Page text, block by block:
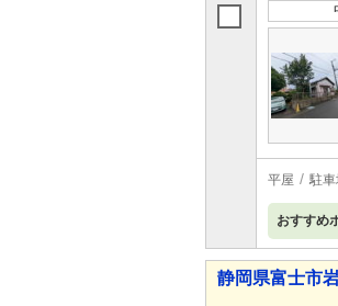
平屋 駐車
おすすめ
静岡県富士市